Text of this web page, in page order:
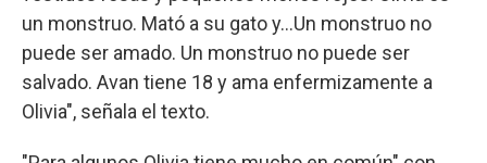
un monstruo. Mató a su gato y...Un monstruo no
puede ser amado. Un monstruo no puede ser
salvado. Avan tiene 18 y ama enfermizamente a
Olivia", señala el texto.